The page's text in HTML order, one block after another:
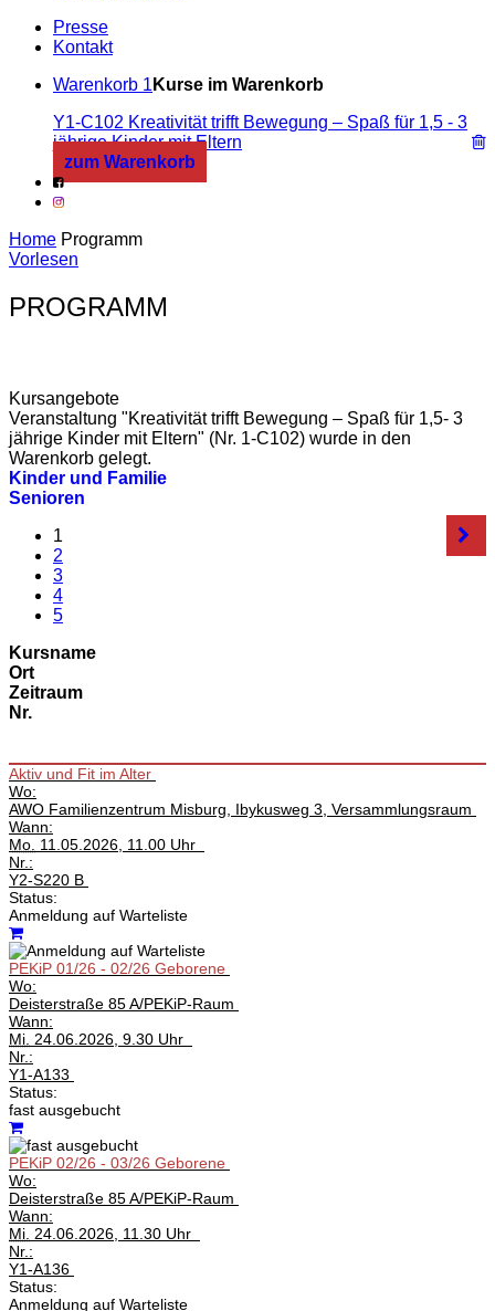
Presse
Kontakt
Warenkorb 1 Kurse im Warenkorb
Y1-C102 Kreativität trifft Bewegung – Spaß für 1,5 - 3
jährige Kinder mit Eltern
zum Warenkorb
Home Programm
Vorlesen
PROGRAMM
Kursangebote
Veranstaltung "Kreativität trifft Bewegung – Spaß für 1,5- 3
jährige Kinder mit Eltern" (Nr. 1-C102) wurde in den
Warenkorb gelegt.
Kinder und Familie
Senioren
1
2
3
4
5
Kursname
Ort
Zeitraum
Nr.
Aktiv und Fit im Alter
Wo:
AWO Familienzentrum Misburg, Ibykusweg 3, Versammlungsraum
Wann:
Mo. 11.05.2026, 11.00 Uhr
Nr.:
Y2-S220 B
Status:
Anmeldung auf Warteliste
PEKiP 01/26 - 02/26 Geborene
Wo:
Deisterstraße 85 A/PEKiP-Raum
Wann:
Mi. 24.06.2026, 9.30 Uhr
Nr.:
Y1-A133
Status:
fast ausgebucht
PEKiP 02/26 - 03/26 Geborene
Wo:
Deisterstraße 85 A/PEKiP-Raum
Wann:
Mi. 24.06.2026, 11.30 Uhr
Nr.:
Y1-A136
Status:
Anmeldung auf Warteliste